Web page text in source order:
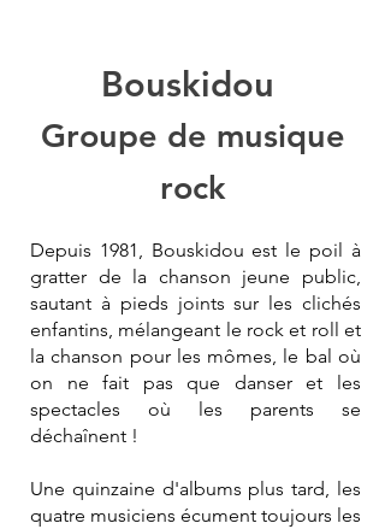
Bouskidou
Groupe de musique
rock
Depuis 1981, Bouskidou est le poil à
gratter de la chanson jeune public,
sautant à pieds joints sur les clichés
enfantins, mélangeant le rock et roll et
la chanson pour les mômes, le bal où
on ne fait pas que danser et les
spectacles où les parents se
déchaînent !
Une quinzaine d'albums plus tard, les
quatre musiciens écument toujours les